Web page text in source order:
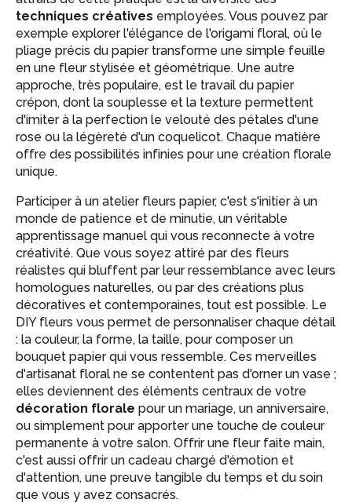
techniques créatives employées. Vous pouvez par
exemple explorer l'élégance de l'origami floral, où le
pliage précis du papier transforme une simple feuille
en une fleur stylisée et géométrique. Une autre
approche, très populaire, est le travail du papier
crépon, dont la souplesse et la texture permettent
d'imiter à la perfection le velouté des pétales d'une
rose ou la légèreté d'un coquelicot. Chaque matière
offre des possibilités infinies pour une création florale
unique.
Participer à un atelier fleurs papier, c'est s'initier à un
monde de patience et de minutie, un véritable
apprentissage manuel qui vous reconnecte à votre
créativité. Que vous soyez attiré par des fleurs
réalistes qui bluffent par leur ressemblance avec leurs
homologues naturelles, ou par des créations plus
décoratives et contemporaines, tout est possible. Le
DIY fleurs vous permet de personnaliser chaque détail
: la couleur, la forme, la taille, pour composer un
bouquet papier qui vous ressemble. Ces merveilles
d'artisanat floral ne se contentent pas d'orner un vase ;
elles deviennent des éléments centraux de votre
décoration florale pour un mariage, un anniversaire,
ou simplement pour apporter une touche de couleur
permanente à votre salon. Offrir une fleur faite main,
c'est aussi offrir un cadeau chargé d'émotion et
d'attention, une preuve tangible du temps et du soin
que vous y avez consacrés.